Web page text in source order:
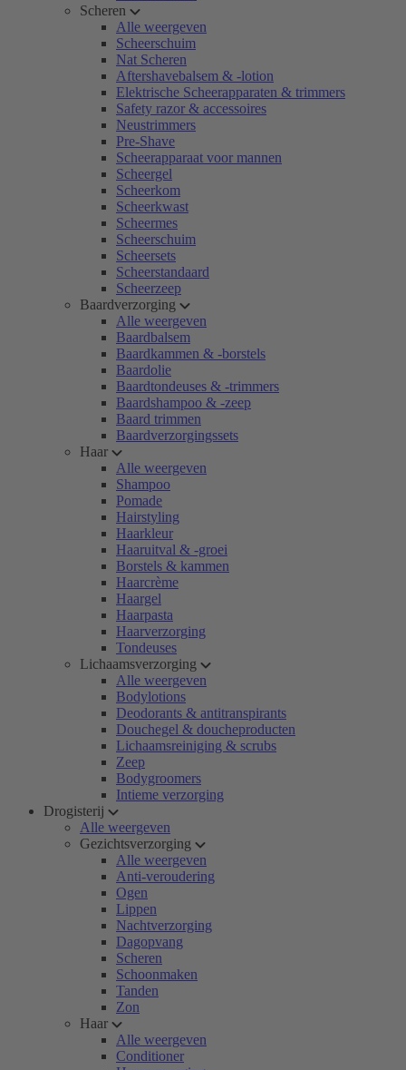
Scheren
Alle weergeven
Scheerschuim
Nat Scheren
Aftershavebalsem & -lotion
Elektrische Scheerapparaten & trimmers
Safety razor & accessoires
Neustrimmers
Pre-Shave
Scheerapparaat voor mannen
Scheergel
Scheerkom
Scheerkwast
Scheermes
Scheerschuim
Scheersets
Scheerstandaard
Scheerzeep
Baardverzorging
Alle weergeven
Baardbalsem
Baardkammen & -borstels
Baardolie
Baardtondeuses & -trimmers
Baardshampoo & -zeep
Baard trimmen
Baardverzorgingssets
Haar
Alle weergeven
Shampoo
Pomade
Hairstyling
Haarkleur
Haaruitval & -groei
Borstels & kammen
Haarcrème
Haargel
Haarpasta
Haarverzorging
Tondeuses
Lichaamsverzorging
Alle weergeven
Bodylotions
Deodorants & antitranspirants
Douchegel & doucheproducten
Lichaamsreiniging & scrubs
Zeep
Bodygroomers
Intieme verzorging
Drogisterij
Alle weergeven
Gezichtsverzorging
Alle weergeven
Anti-veroudering
Ogen
Lippen
Nachtverzorging
Dagopvang
Scheren
Schoonmaken
Tanden
Zon
Haar
Alle weergeven
Conditioner